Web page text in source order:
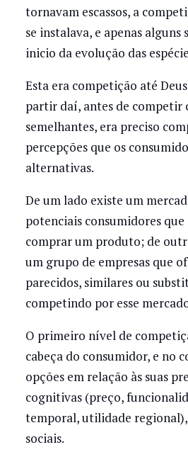
tornavam escassos, a
se instalava, e apenas alguns
inicio da evolução das
Esta era competição até
partir daí, antes de competir
semelhantes, era preciso
percepções que os
alternativas.
De um lado existe um
potenciais consumidores que
comprar um produto; de
um grupo de empresas que
parecidos, similares ou
competindo por esse
O primeiro nível de
cabeça do consumidor, e no
opções em relação às suas
cognitivas (preço,
temporal, utilidade regional),
sociais.